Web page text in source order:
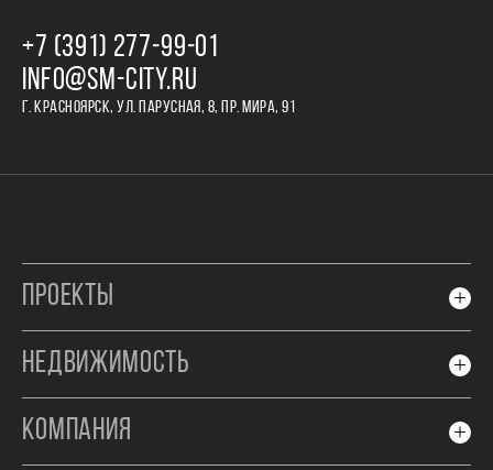
+7 (391) 277‒99‒01
INFO@SM-CITY.RU
Г. КРАСНОЯРСК, УЛ. ПАРУСНАЯ, 8, ПР. МИРА, 91
ПРОЕКТЫ
НЕДВИЖИМОСТЬ
КОМПАНИЯ